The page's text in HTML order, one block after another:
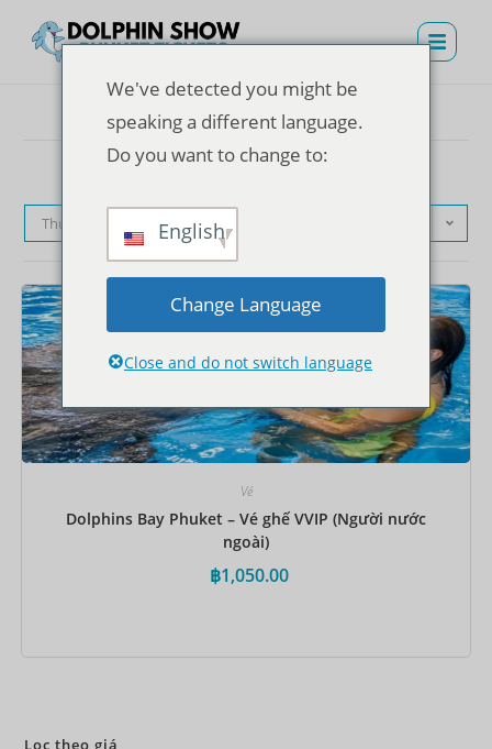
Thứ tự mặc định
Vé
Dolphins Bay Phuket – Vé ghế VVIP (Người nước
ngoài)
฿1,050.00
Lọc theo giá
We've detected you might be
speaking a different language.
Do you want to change to:
English
Change Language
Close and do not switch language